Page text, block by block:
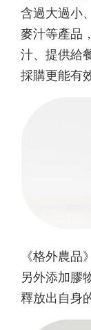
含過大過小
麥汁等產品
汁、提供給
採購更能有
《格外農
另外添加膠
釋放出自身